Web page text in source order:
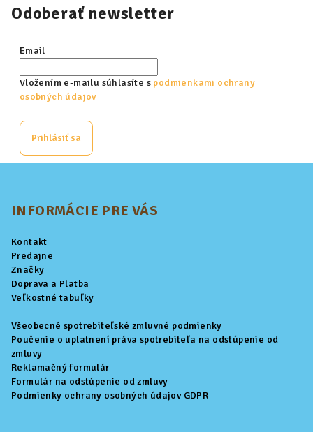
i
v
p
u
i
Odoberať newsletter
Email
Vložením e-mailu súhlasíte s podmienkami ochrany
osobných údajov
Prihlásiť sa
INFORMÁCIE PRE VÁS
Kontakt
Predajne
Značky
Doprava a Platba
Veľkostné tabuľky
Všeobecné spotrebiteľské zmluvné podmienky
Poučenie o uplatnení práva spotrebiteľa na odstúpenie od
zmluvy
Reklamačný formulár
Formulár na odstúpenie od zmluvy
Podmienky ochrany osobných údajov GDPR